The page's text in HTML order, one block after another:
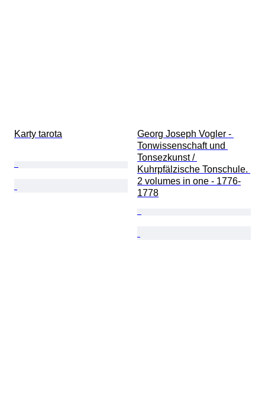
Karty tarota
Georg Joseph Vogler -
Tonwissenschaft und
Tonsezkunst /
Kuhrpfälzische Tonschule.
2 volumes in one - 1776-
1778